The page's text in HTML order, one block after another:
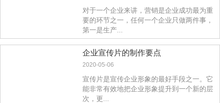
对于一个企业来讲，营销是企业成功最为重
要的环节之一，任何一个企业只做两件事，
第一是生产...
企业宣传片的制作要点
2020-05-06
宣传片是宣传企业形象的最好手段之一。它
能非常有效地把企业形象提升到一个新的层
次，更...